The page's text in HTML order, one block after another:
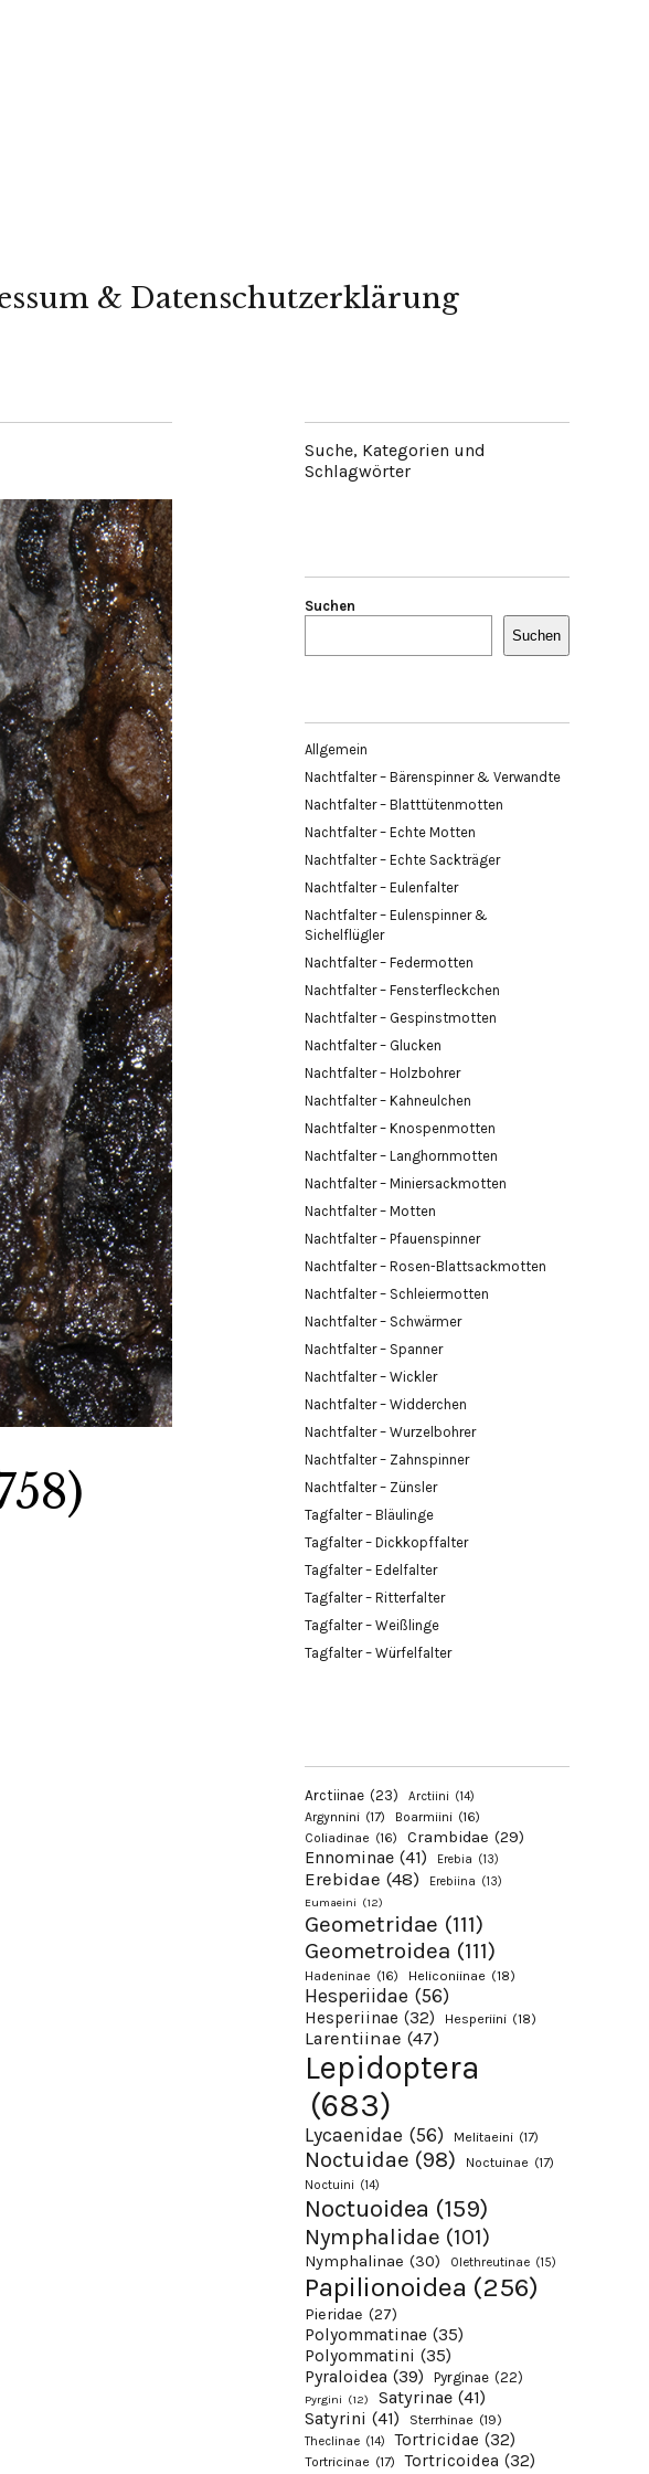
& Datenschutzerklärung
Suche, Kategorien und
Schlagwörter
Suchen
Suchen
Allgemein
Nachtfalter – Bärenspinner & Verwandte
Nachtfalter – Blatttütenmotten
Nachtfalter – Echte Motten
Nachtfalter – Echte Sackträger
Nachtfalter – Eulenfalter
Nachtfalter – Eulenspinner &
Sichelflügler
Nachtfalter – Federmotten
Nachtfalter – Fensterfleckchen
Nachtfalter – Gespinstmotten
Nachtfalter – Glucken
Nachtfalter – Holzbohrer
Nachtfalter – Kahneulchen
Nachtfalter – Knospenmotten
Nachtfalter – Langhornmotten
Nachtfalter – Miniersackmotten
Nachtfalter – Motten
Nachtfalter – Pfauenspinner
Nachtfalter – Rosen-Blattsackmotten
Nachtfalter – Schleiermotten
Nachtfalter – Schwärmer
Nachtfalter – Spanner
Nachtfalter – Wickler
Nachtfalter – Widderchen
Nachtfalter – Wurzelbohrer
Nachtfalter – Zahnspinner
Nachtfalter – Zünsler
Tagfalter – Bläulinge
Tagfalter – Dickkopffalter
Tagfalter – Edelfalter
Tagfalter – Ritterfalter
Tagfalter – Weißlinge
Tagfalter – Würfelfalter
Arctiinae (23) Arctiini (14)
Argynnini (17) Boarmiini (16)
Coliadinae (16) Crambidae (29)
Ennominae (41) Erebia (13)
Erebidae (48) Erebiina (13)
Eumaeini (12)
Geometridae (111)
Geometroidea (111)
Hadeninae (16) Heliconiinae (18)
Hesperiidae (56)
Hesperiinae (32) Hesperiini (18)
Larentiinae (47)
Lepidoptera
(683)
Lycaenidae (56) Melitaeini (17)
Noctuidae (98) Noctuinae (17)
Noctuini (14)
Noctuoidea (159)
Nymphalidae (101)
Nymphalinae (30) Olethreutinae (15)
Papilionoidea (256)
Pieridae (27)
Polyommatinae (35)
Polyommatini (35)
Pyraloidea (39) Pyrginae (22)
Pyrgini (12) Satyrinae (41)
Satyrini (41) Sterrhinae (19)
Theclinae (14) Tortricidae (32)
Tortricinae (17) Tortricoidea (32)